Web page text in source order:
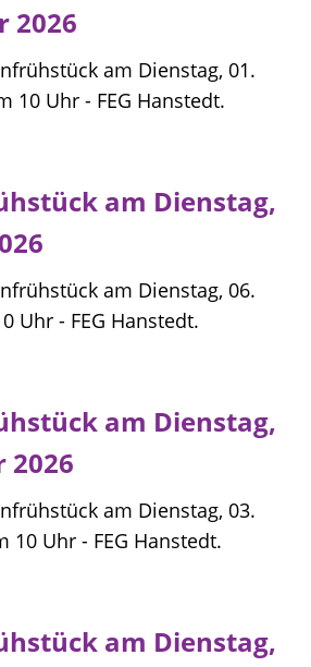
2026
am Dienstag, 01.
10 Uhr - FEG Hanstedt.
am Dienstag,
am Dienstag, 06.
Uhr - FEG Hanstedt.
am Dienstag,
2026
am Dienstag, 03.
10 Uhr - FEG Hanstedt.
am Dienstag,